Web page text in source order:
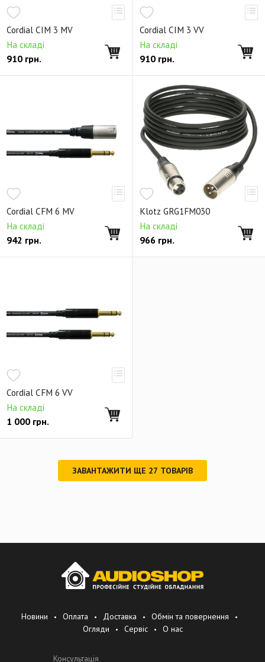
Cordial CIM 3 MV
На складі
910 грн.
Cordial CIM 3 VV
На складі
910 грн.
Cordial CFM 6 MV
На складі
942 грн.
Klotz GRG1FM030
На складі
966 грн.
Cordial CFM 6 VV
На складі
1 000 грн.
ЗАВАНТАЖИТИ ЩЕ 27 ТОВАРІВ
Новини Оплата Доставка
Обмін та повернення
Огляди
Сервіс О нас
Консультація